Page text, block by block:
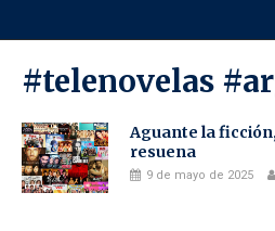
#telenovelas
Aguante la
resuena
9 de mayo de 2025